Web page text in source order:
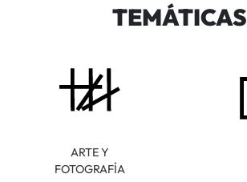
TEMÁTICAS
ARTE Y
FOTOGRAFÍA